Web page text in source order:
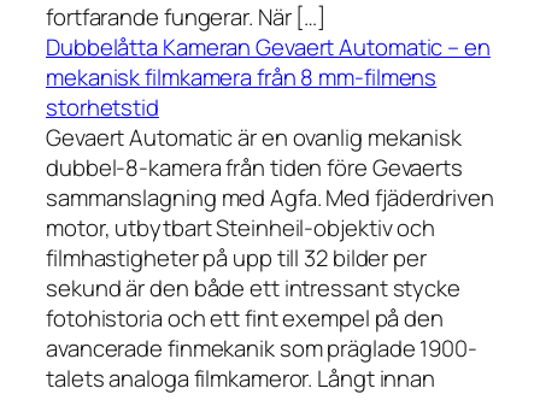
fortfarande fungerar. När […]
Dubbelåtta Kameran Gevaert Automatic – en
mekanisk filmkamera från 8 mm-filmens
storhetstid
Gevaert Automatic är en ovanlig mekanisk
dubbel-8-kamera från tiden före Gevaerts
sammanslagning med Agfa. Med fjäderdriven
motor, utbytbart Steinheil-objektiv och
filmhastigheter på upp till 32 bilder per
sekund är den både ett intressant stycke
fotohistoria och ett fint exempel på den
avancerade finmekanik som präglade 1900-
talets analoga filmkameror. Långt innan